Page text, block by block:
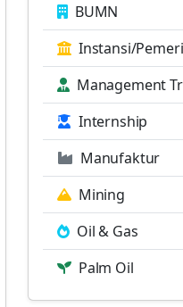
BUMN
Instansi/
Management
Internship
Manufaktur
Mining
Oil & Gas
Palm Oil